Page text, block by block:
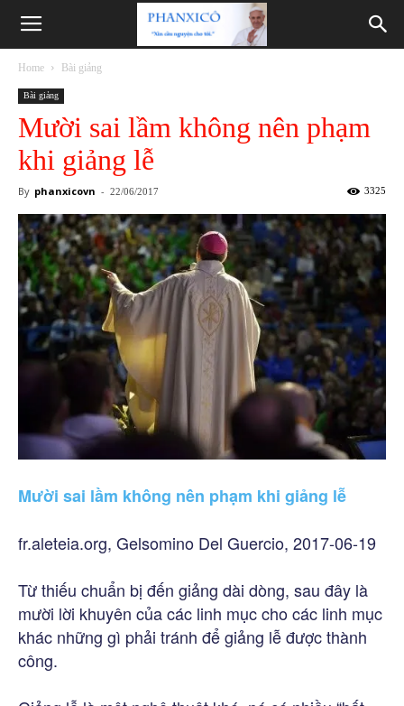
Phanxicô
Home Bài giảng
Bài giảng
Mười sai lầm không nên phạm
khi giảng lễ
By phanxicovn - 22/06/2017 3325
Mười sai lầm không nên phạm khi giảng lễ
fr.aleteia.org, Gelsomino Del Guercio, 2017-06-19
Từ thiếu chuẩn bị đến giảng dài dòng, sau đây là
mười lời khuyên của các linh mục cho các linh mục
khác những gì phải tránh để giảng lễ được thành
công.